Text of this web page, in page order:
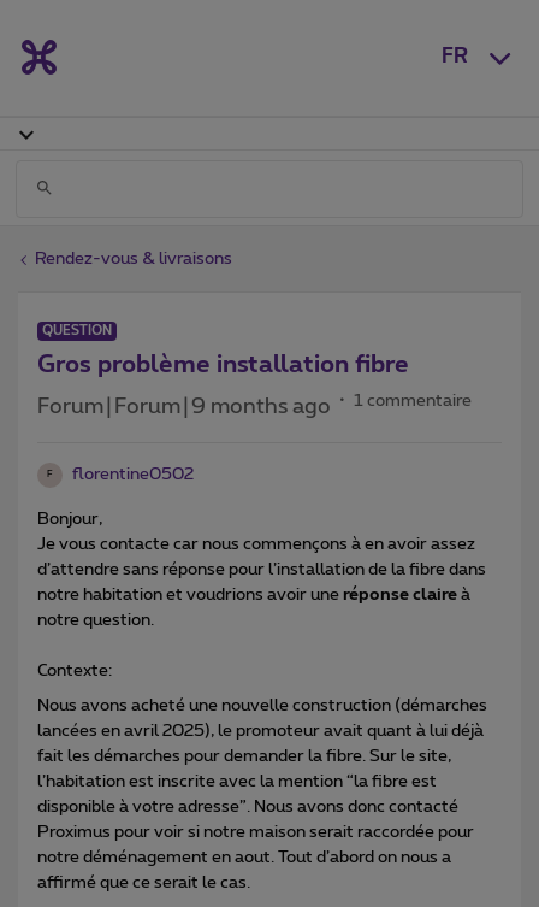
FR
Rendez-vous & livraisons
QUESTION
Gros problème installation fibre
Forum|Forum|9 months ago 1 commentaire
F florentine0502
Bonjour,
Je vous contacte car nous commençons à en avoir assez
d’attendre sans réponse pour l’installation de la fibre dans
notre habitation et voudrions avoir une réponse claire à
notre question.
Contexte:
Nous avons acheté une nouvelle construction (démarches
lancées en avril 2025), le promoteur avait quant à lui déjà
fait les démarches pour demander la fibre. Sur le site,
l’habitation est inscrite avec la mention “la fibre est
disponible à votre adresse”. Nous avons donc contacté
Proximus pour voir si notre maison serait raccordée pour
notre déménagement en aout. Tout d’abord on nous a
affirmé que ce serait le cas.